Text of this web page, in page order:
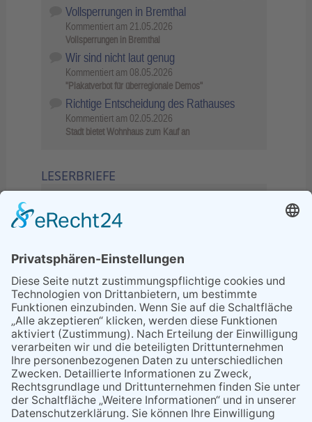
Vollsperrungen in Bremthal
Kommentiert am 21.05.2026
Vollsperrungen in Bremthal
Wir sind nicht laut genug
Kommentiert am 08.05.2026
"Plakatverbot für überregionale Demos"
Richtige Entscheidung des Rathauses
Kommentiert am 02.05.2026
Stadt bietet Wohnhaus zum Kauf an
LESERBRIEFE
Sperrung B455: Kleiner
Grenzverkehr statt weite Wege
21.04.2026
Wenn Bahn-Computer nicht
miteinander kommunizieren
11.03.2026
"Plakatverbot für überregionale
Demos"
04.02.2026
Gelbe Tonne – Ein kleiner Blick
über den Tellerand
04.02.2026
Plastikersparnis durch Nutzung